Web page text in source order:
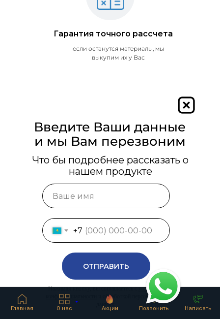
Главная О нас Акции Позвонить Написать
Гарантия точного рассчета
если останутся материалы, мы
выкупим их у Вас
Введите Ваши данные
и мы Вам перезвоним
Что бы подробнее рассказать о
нашем продукте
+7
ОТПРАВИТЬ
Нажимая кнопку, вы соглашаетесь сполитикой
конфиденциальности
и обработкой персональных
данных.